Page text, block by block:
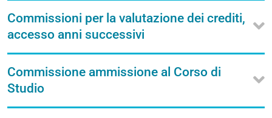
Commissioni per la valutazione dei crediti,
accesso anni successivi
Commissione ammissione al Corso di
Studio